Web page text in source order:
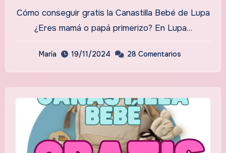
Cómo conseguir gratis la Canastilla Bebé de Lupa
¿Eres mamá o papá primerizo? En Lupa…
María 19/11/2024 28 Comentarios